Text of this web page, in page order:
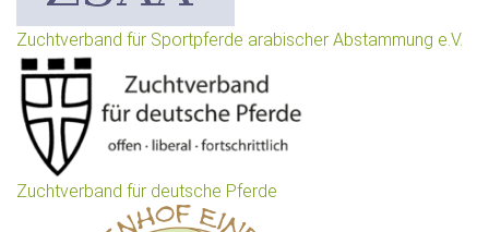
Zuchtverband für Sportpferde arabischer Abstammung e.V.
Zuchtverband für deutsche Pferde